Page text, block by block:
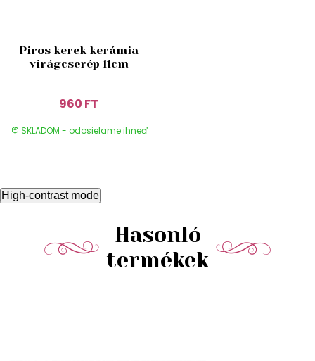
Piros kerek kerámia
virágcserép 11cm
960 FT
SKLADOM - odosielame ihneď
High-contrast mode
Hasonló
termékek